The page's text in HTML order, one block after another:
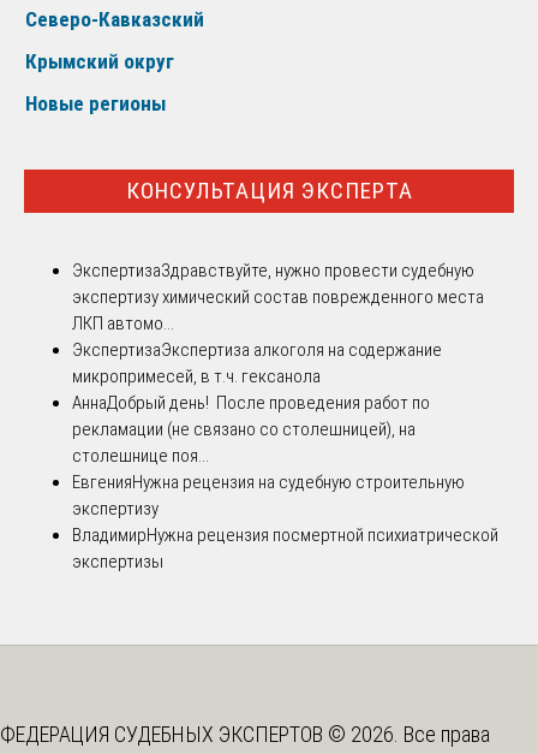
Северо-Кавказский
Крымский округ
Новые регионы
КОНСУЛЬТАЦИЯ ЭКСПЕРТА
ЭкспертизаЗдравствуйте, нужно провести судебную
экспертизу химический состав поврежденного места
ЛКП автомо...
ЭкспертизаЭкспертиза алкоголя на содержание
микропримесей, в т.ч. гексанола
АннаДобрый день! После проведения работ по
рекламации (не связано со столешницей), на
столешнице поя...
ЕвгенияНужна рецензия на судебную строительную
экспертизу
ВладимирНужна рецензия посмертной психиатрической
экспертизы
ФЕДЕРАЦИЯ СУДЕБНЫХ ЭКСПЕРТОВ © 2026. Все права